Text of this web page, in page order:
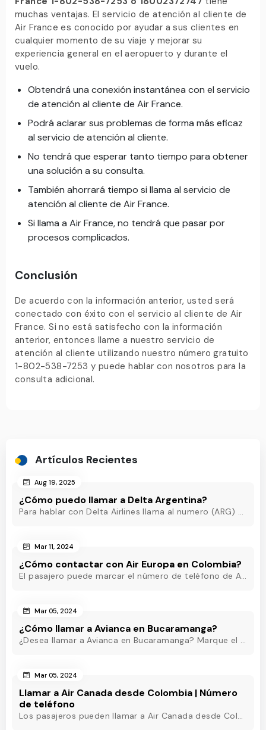
muchas ventajas. El servicio de atención al cliente de
Air France es conocido por ayudar a sus clientes en
cualquier momento de su viaje y mejorar su
experiencia general en el aeropuerto y durante el
vuelo.
Obtendrá una conexión instantánea con el servicio
de atención al cliente de Air France.
Podrá aclarar sus problemas de forma más eficaz
al servicio de atención al cliente.
No tendrá que esperar tanto tiempo para obtener
una solución a su consulta.
También ahorrará tiempo si llama al servicio de
atención al cliente de Air France.
Si llama a Air France, no tendrá que pasar por
procesos complicados.
Conclusión
De acuerdo con la información anterior, usted será
conectado con éxito con el servicio al cliente de Air
France. Si no está satisfecho con la información
anterior, entonces llame a nuestro servicio de
atención al cliente utilizando nuestro número gratuito
1-802-538-7253 y puede hablar con nosotros para la
consulta adicional.
Artículos Recientes
Aug 19, 2025
¿Cómo puedo llamar a Delta Argentina?
Para hablar con Delta Airlines llama al numero (ARG) o al +54-11-5218-8717(Argentina) o al +54-11-5219-3285 (ARG) o al (ARG) o al +54-11-5218-8717(Argentina)
Mar 11, 2024
¿Cómo contactar con Air Europa en Colombia?
El pasajero puede marcar el número de teléfono de Air Europa Colombia y hablar con un agente en directo que estará disponible las 24 horas para ayudarle.
Mar 05, 2024
¿Cómo llamar a Avianca en Bucaramanga?
¿Desea llamar a Avianca en Bucaramanga? Marque el teléfono de Avianca Bucaramanga y obtenga asistencia rápida las 24 horas para eliminar sus inquietudes.
Mar 05, 2024
Llamar a Air Canada desde Colombia | Número
de teléfono
Los pasajeros pueden llamar a Air Canada desde Colombia marcando el número de teléfono de Air Canada Colombia y obtener asistencia útil en pocos minutos.